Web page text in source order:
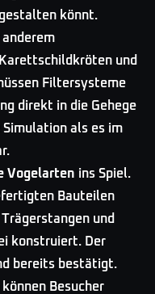
könnt.
und
Filtersysteme
direkt in die Gehege
als es im
Vogelarten ins Spiel.
Bauteilen
und
konstruiert. Der
bereits bestätigt.
Besucher